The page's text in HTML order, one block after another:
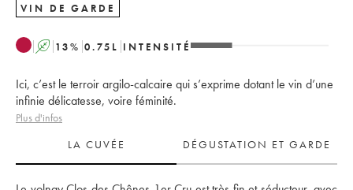
VIN DE GARDE
A 13% 0.75 L INTENSITÉ
Ici, c’est le terroir argilo-calcaire qui s’exprime dotant le vin d’une
infinie délicatesse, voire féminité.
Plus d'infos
LA CUVÉE
DÉGUSTATION ET GARDE